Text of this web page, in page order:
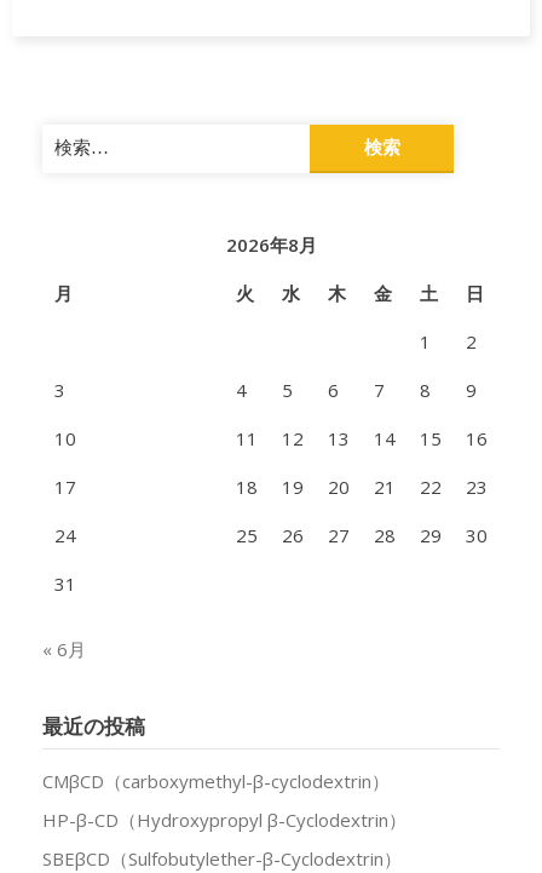
検
索:
2026年8月
月
火 水 木 金 土
日
1
2
3
4 5 6 7 8
9
10
11 12 13 14 15
16
17
18 19 20 21 22
23
24
25 26 27 28 29
30
31
« 6月
最近の投稿
CMβCD（carboxymethyl-β-cyclodextrin）
HP-β-CD（Hydroxypropyl β-Cyclodextrin）
SBEβCD（Sulfobutylether-β-Cyclodextrin）